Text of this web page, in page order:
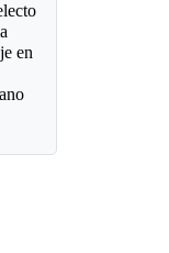
en